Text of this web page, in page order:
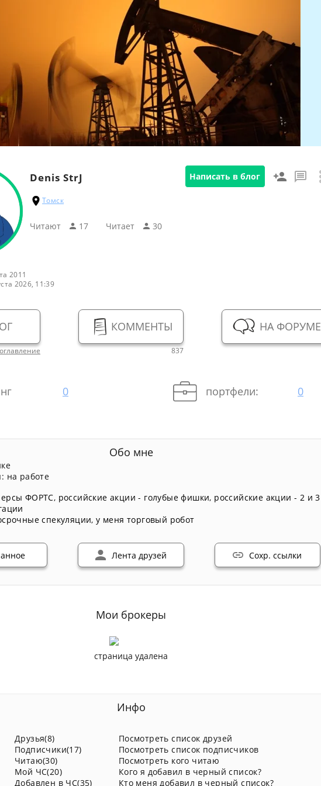
Denis StrJ
Томск
Читают 17 Читаeт 30
Написать в блог
2011
2026, 11:39
оглавление
КОММЕНТЫ
837
НА ФОРУМЕ
0 портфели: 0
Обо мне
на работе
ФОРТС, российские акции - голубые фишки, российские акции - 2 и 3
спекуляции,у меня торговый робот
Лента друзей Сохр. ссылки
Мои брокеры
страница удалена
Инфо
Друзья(8)
Подписчики(17)
Читаю(30)
Мой ЧС(20)
Добавлен в ЧС(35)
Посмотреть список друзей
Посмотреть список подписчиков
Посмотреть кого читаю
Кого я добавил в черный список?
Кто меня добавил в черный список?